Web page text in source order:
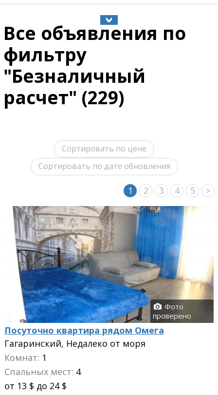
Все объявления по
фильтру
"Безналичный
расчет" (229)
Сортировать по цене
Сортировать по дате обновления
1 2 3 4 5 >
Фото
проверено
Посуточно квартира рядом Омега
Гагаринский, Недалеко от моря
Комнат: 1
Спальных мест: 4
от 13 $ до 24 $